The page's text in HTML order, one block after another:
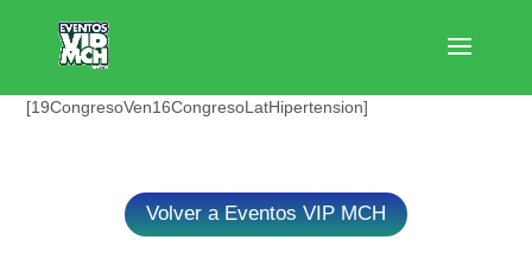
[19CongresoVen16CongresoLatHipertension]
Volver a Eventos VIP MCH